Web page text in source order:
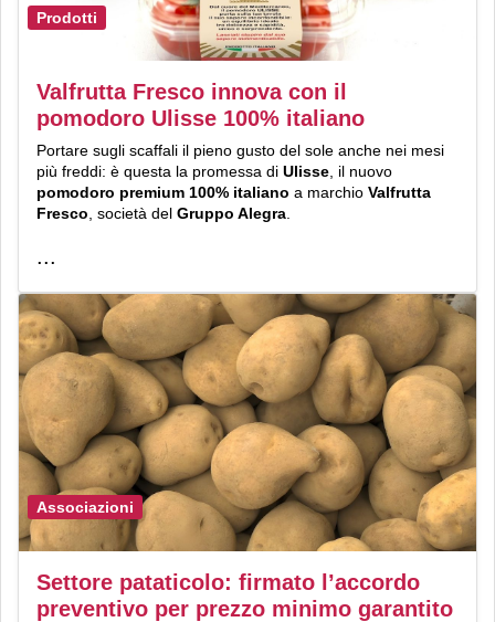
Prodotti
Valfrutta Fresco innova con il
pomodoro Ulisse 100% italiano
Portare sugli scaffali il pieno gusto del sole anche nei mesi
più freddi: è questa la promessa di Ulisse , il nuovo
pomodoro premium 100% italiano a marchio Valfrutta
Fresco , società del Gruppo Alegra
...
Associazioni
Settore pataticolo: firmato l’accordo
preventivo per prezzo minimo garantito